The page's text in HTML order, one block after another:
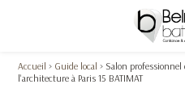
Accueil > Guide local > Salon
l'architecture à Paris 15 BATIMAT